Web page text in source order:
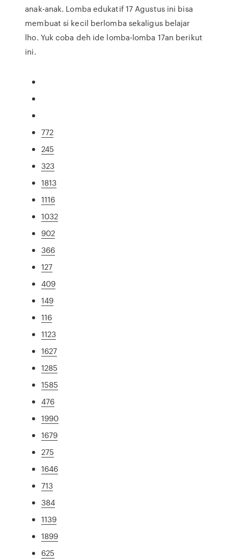
anak-anak. Lomba edukatif 17 Agustus ini bisa
membuat si kecil berlomba sekaligus belajar
lho. Yuk coba deh ide lomba-lomba 17an berikut
ini.
772
245
323
1813
1116
1032
902
366
127
409
149
116
1123
1627
1285
1585
476
1990
1679
275
1646
713
384
1139
1899
625